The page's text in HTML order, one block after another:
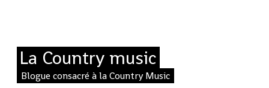
La Country music
Blogue consacré à la Country Music